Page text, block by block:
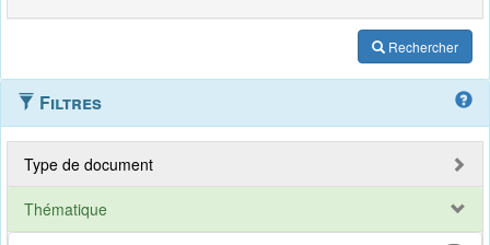
Rechercher
Filtres
Type de document
Thématique